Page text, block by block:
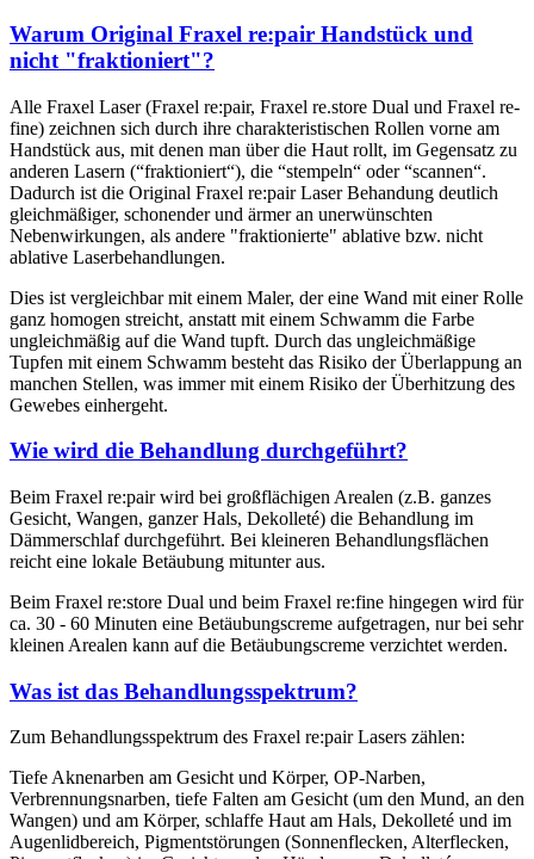
Warum Original Fraxel re:pair Handstück und
nicht "fraktioniert"?
Alle Fraxel Laser (Fraxel re:pair, Fraxel re.store Dual und Fraxel re-
fine) zeichnen sich durch ihre charakteristischen Rollen vorne am
Handstück aus, mit denen man über die Haut rollt, im Gegensatz zu
anderen Lasern (“fraktioniert“), die “stempeln“ oder “scannen“.
Dadurch ist die Original Fraxel re:pair Laser Behandung deutlich
gleichmäßiger, schonender und ärmer an unerwünschten
Nebenwirkungen, als andere "fraktionierte" ablative bzw. nicht
ablative Laserbehandlungen.
Dies ist vergleichbar mit einem Maler, der eine Wand mit einer Rolle
ganz homogen streicht, anstatt mit einem Schwamm die Farbe
ungleichmäßig auf die Wand tupft. Durch das ungleichmäßige
Tupfen mit einem Schwamm besteht das Risiko der Überlappung an
manchen Stellen, was immer mit einem Risiko der Überhitzung des
Gewebes einhergeht.
Wie wird die Behandlung durchgeführt?
Beim Fraxel re:pair wird bei großflächigen Arealen (z.B. ganzes
Gesicht, Wangen, ganzer Hals, Dekolleté) die Behandlung im
Dämmerschlaf durchgeführt. Bei kleineren Behandlungsflächen
reicht eine lokale Betäubung mitunter aus.
Beim Fraxel re:store Dual und beim Fraxel re:fine hingegen wird für
ca. 30 - 60 Minuten eine Betäubungscreme aufgetragen, nur bei sehr
kleinen Arealen kann auf die Betäubungscreme verzichtet werden.
Was ist das Behandlungsspektrum?
Zum Behandlungsspektrum des Fraxel re:pair Lasers zählen:
Tiefe Aknenarben am Gesicht und Körper, OP-Narben,
Verbrennungsnarben, tiefe Falten am Gesicht (um den Mund, an den
Wangen) und am Körper, schlaffe Haut am Hals, Dekolleté und im
Augenlidbereich, Pigmentstörungen (Sonnenflecken, Alterflecken,